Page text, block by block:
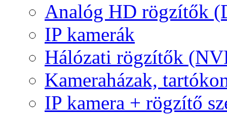
Analóg HD rögzítők
IP kamerák
Hálózati rögzítők
Kameraházak,
IP kamera + rögzítő